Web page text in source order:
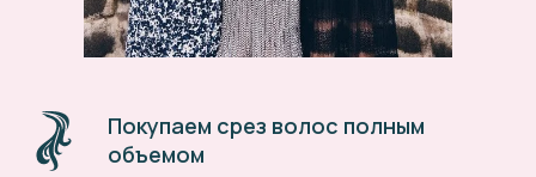
Покупаем срез волос полным
объемом